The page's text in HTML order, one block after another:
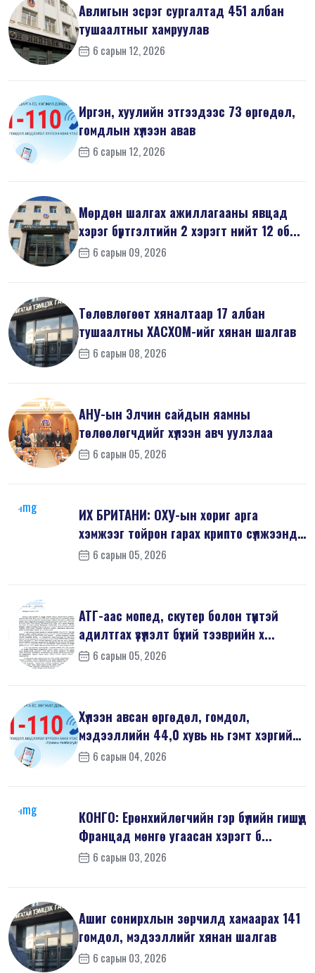
Авлигын эсрэг сургалтад 451 албан
тушаалтныг хамруулав
6 сарын 12, 2026
Иргэн, хуулийн этгээдээс 73 өргөдөл,
гомдлын хүлээн авав
6 сарын 12, 2026
Мөрдөн шалгах ажиллагааны явцад
хэрэг бүртгэлтийн 2 хэрэгт нийт 12 об...
6 сарын 09, 2026
Төлөвлөгөөт хяналтаар 17 албан
тушаалтны ХАСХОМ-ийг хянан шалгав
6 сарын 08, 2026
АНУ-ын Элчин сайдын яамны
төлөөлөгчдийг хүлээн авч уулзлаа
6 сарын 05, 2026
ИХ БРИТАНИ: ОХУ-ын хориг арга
хэмжээг тойрон гарах крипто сүлжээнд
хор...6 сарын 05, 2026
АТГ-аас мопед, скутер болон түүнтэй
адилтгах үзүүлэлт бүхий тээврийн х...
6 сарын 05, 2026
Хүлээн авсан өргөдөл, гомдол,
мэдээллийн 44,0 хувь нь гэмт хэргийн
шин...
6 сарын 04, 2026
КОНГО: Ерөнхийлөгчийн гэр бүлийн гишүүд
Францад мөнгө угаасан хэрэгт б...
6 сарын 03, 2026
Ашиг сонирхлын зөрчилд хамаарах 141
гомдол, мэдээллийг хянан шалгав
6 сарын 03, 2026